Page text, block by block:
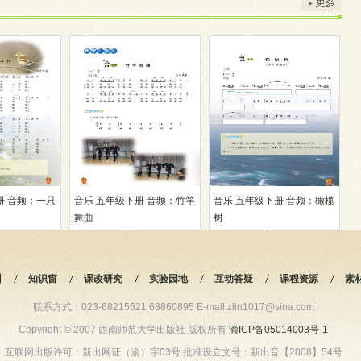
音频：一只
音乐 五年级下册 音频：竹竿
舞曲
音乐 五年级下册 音频：橄榄
树
知识窗 课改研究 实验园地 互动答疑 课程资源 素
联系方式：023-68215621 68860895 E-mail:zlin1017@sina.com
Copyright © 2007 西南师范大学出版社 版权所有 渝ICP备05014003号-1
互联网出版许可：新出网证（渝）字03号 批准设立文号：新出音【2008】54号